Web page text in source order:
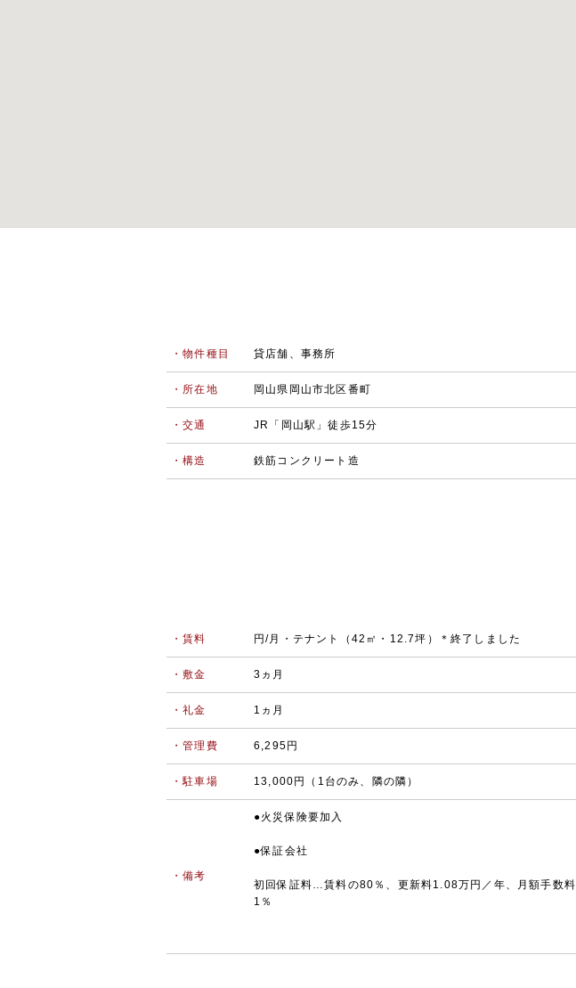
・物件種目 貸店舗、事務所
・所在地 岡山県岡山市北区番町
・交通 JR「岡山駅」徒歩15分
・構造 鉄筋コンクリート造
・賃料 円/月・テナント（42㎡・12.7坪）＊終了しました
・敷金 3ヵ月
・礼金 1ヵ月
・管理費 6,295円
・駐車場 13,000円（1台のみ、隣の隣）
・備考
●火災保険要加入
●保証会社
初回保証料…賃料の80％、更新料1.08万円／年、月額手数料
1％